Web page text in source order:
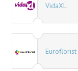
VidaXL
Euroflorist